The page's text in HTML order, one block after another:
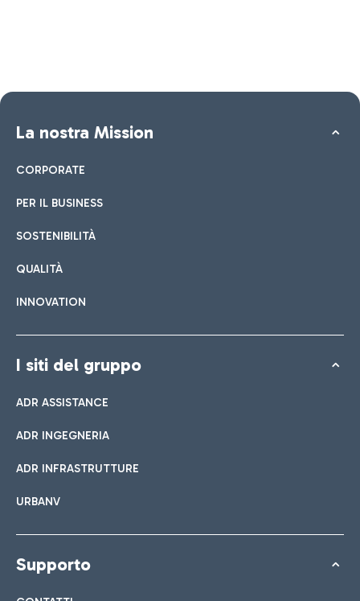
La nostra Mission
CORPORATE
PER IL BUSINESS
SOSTENIBILITÀ
QUALITÀ
INNOVATION
I siti del gruppo
ADR ASSISTANCE
ADR INGEGNERIA
ADR INFRASTRUTTURE
URBANV
Supporto